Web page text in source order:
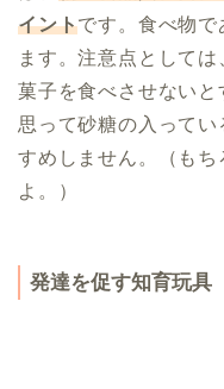
イントです。食べ物
ます。注意点として
菓子を食べさせないと
思って砂糖の入って
すめしません。（も
よ。）
発達を促す知育玩具